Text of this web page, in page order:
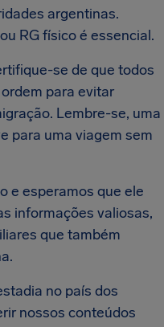
argentinas.
RG físico é essencial.
se de que todos
para evitar
Lembre-se, uma
para uma viagem sem
e esperamos que ele
informações valiosas,
que também
no país dos
nossos conteúdos